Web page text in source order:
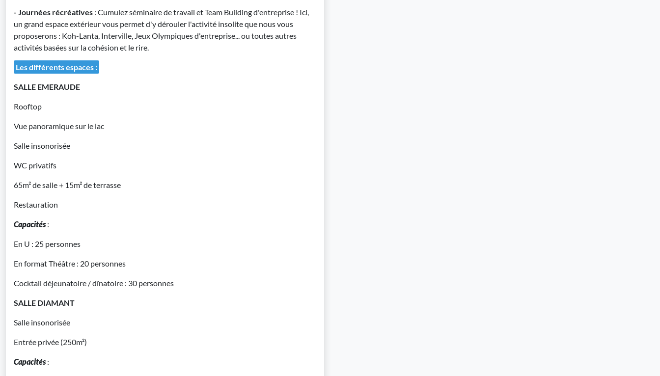
- Journées récréatives : Cumulez séminaire de travail et Team Building d'entreprise ! Ici,
un grand espace extérieur vous permet d'y dérouler l'activité insolite que nous vous
proposerons : Koh-Lanta, Interville, Jeux Olympiques d'entreprise... ou toutes autres
activités basées sur la cohésion et le rire.
Les différents espaces :
SALLE EMERAUDE
Rooftop
Vue panoramique sur le lac
Salle insonorisée
WC privatifs
65m² de salle + 15m² de terrasse
Restauration
Capacités:
En U : 25 personnes
En format Théâtre : 20 personnes
Cocktail déjeunatoire / dînatoire : 30 personnes
SALLE DIAMANT
Salle insonorisée
Entrée privée (250m²)
Capacités: